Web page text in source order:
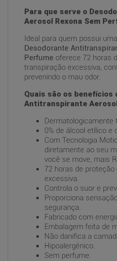
Para que serve o
Aerosol Rexona Sem
Ideal para quem possui
Desodorante
Perfume oferece 72 horas
transpiração excessiva,
prevenindo o mau odor.
Quais são os benefícios
Antitranspirante
Dermatologicamente
0% de álcool etílico e
Com Tecnologia
diretamente ao seu
você se move, mais
72 horas de
excessiva.
Controla o suor e
Proporciona
segurança.
Fabricado com
Embalagem feita de
Não danifica a
Hipoalergênico.
Sem perfume.